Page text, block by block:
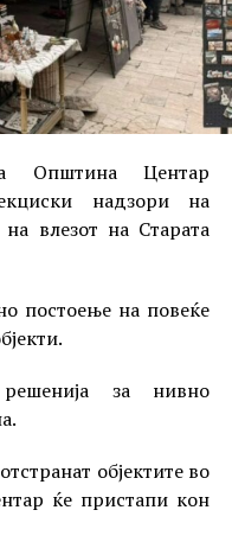
Општина Центар
надзори на
влезот на Старата
постоење на повеќе
за нивно
објектите во
ќе пристапи кон